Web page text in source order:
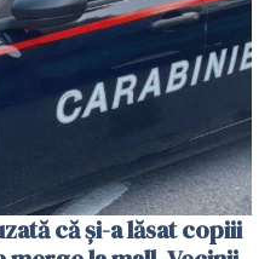
că și-a lăsat copiii